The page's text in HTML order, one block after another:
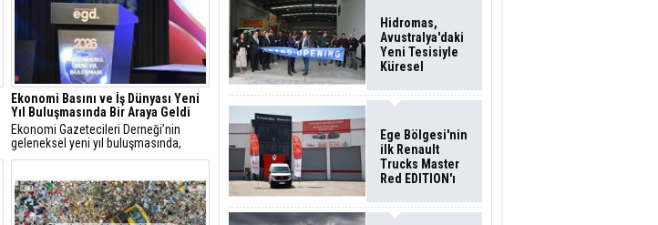
Ekonomi Basını ve İş Dünyası Yeni
Yıl Buluşmasında Bir Araya Geldi
Ekonomi Gazetecileri Derneği’nin
geleneksel yeni yıl buluşmasında,
ekonomi haberciliğinde güvenilirlik,
Hidromas,
Avustralya'daki
Yeni Tesisiyle
Küresel
Sürdürüyor
Ege Bölgesi'nin
ilk Renault
Trucks Master
Red EDITION'ı
Filosuna Katıldı